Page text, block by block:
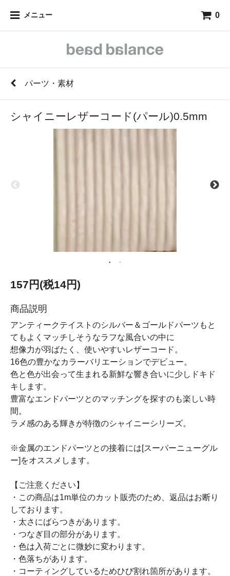
メニュー 0
パーツ・素材
シャイニーレザーコード(パール)0.5mm
157円(税14円)
商品説明
アンティークテイストのシルバー＆ゴールドパーツもと
てもよくマッチしそうなラフな風合いの中に
想像力が羽ばたく、使いやすいレザーコード。
16色の豊かなカラーバリエーションでデビュー。
色と色が出会って生まれる新鮮な響き合いに少しドキド
キします。
豊富なエンドパーツとのマッチングを探すのも楽しい時
間。
ラメ感のある輝きが特徴のシャイニーシリーズ。
※金属のエンドパーツとの接着には[スーパーニューグル
ー]をオススメします。
【ご注意ください】
・この商品は1m単位のカット販売のため、返品はお断り
しております。
・太さにばらつきがあります。
・つなぎ目の部分があります。
・色は入荷ごとに微妙に変わります。
・色落ちがあります。
・コーティングしているためひび割れ箇所があります。